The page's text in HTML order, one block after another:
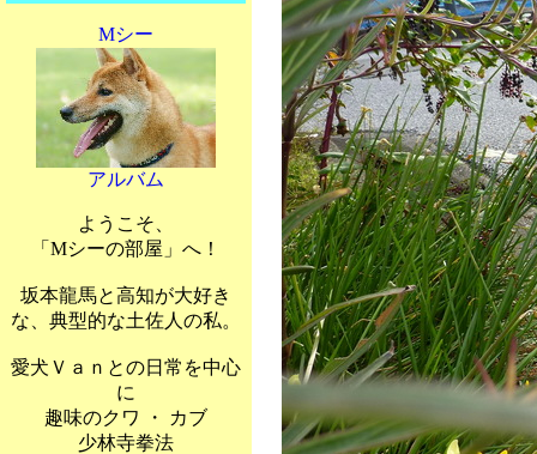
Mシー
アルバム
ようこそ、
「Mシーの部屋」へ！
坂本龍馬と高知が大好き
な、典型的な土佐人の私。
愛犬Ｖａｎとの日常を中心
に
趣味のクワ ・ カブ
少林寺拳法